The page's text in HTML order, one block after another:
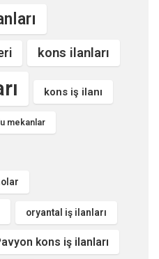
kons ilanları
kons iş ilanı
mekanlar
oryantal iş ilanları
kons iş ilanları